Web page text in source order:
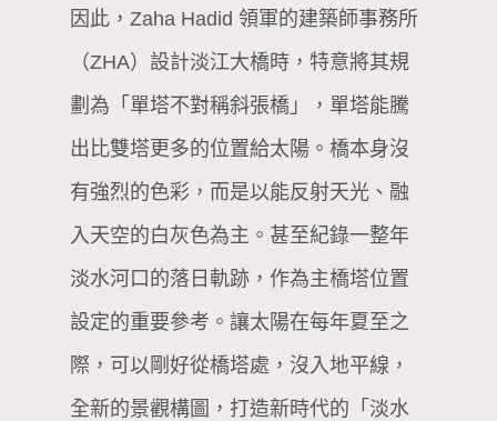
因此，Zaha Hadid 領軍的建築師事務所
（ZHA）設計淡江大橋時，特意將其規
劃為「單塔不對稱斜張橋」，單塔能騰
出比雙塔更多的位置給太陽。橋本身沒
有強烈的色彩，而是以能反射天光、融
入天空的白灰色為主。甚至紀錄一整年
淡水河口的落日軌跡，作為主橋塔位置
設定的重要參考。讓太陽在每年夏至之
際，可以剛好從橋塔處，沒入地平線，
全新的景觀構圖，打造新時代的「淡水